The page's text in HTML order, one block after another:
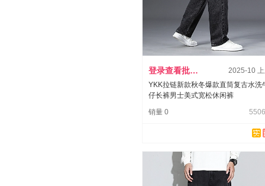
登录查看批发价
2025-10
YKK拉链新款秋冬爆款直筒复古水洗
仔长裤男士美式宽松休闲裤
销量 0